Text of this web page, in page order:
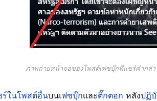
ภาพถ่ายหน้าจอของโพสต์เฟซบุ๊กที่แชร์คำกล่า
ร์ในโพสต์อื่นบนเฟซบุ๊กและติ๊กตอก หลังปฏิ